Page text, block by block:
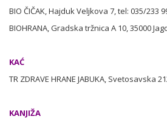
BIO ČIČAK, Hajduk Veljkova 7, tel: 035/233
BIOHRANA, Gradska tržnica A 10, 35000
KAĆ
TR ZDRAVE HRANE JABUKA, Svetosavska
KANJIŽA